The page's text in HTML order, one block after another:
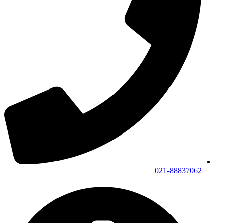
021-88837062